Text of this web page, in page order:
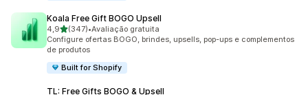
Koala Free Gift BOGO Upsell
4,9de 5 estrelas
(347)
347 avaliações ao todo
•Avaliação gratuita
Configure ofertas BOGO, brindes, upsells, pop-ups e complementos
de produtos
Built for Shopify
TL: Free Gifts BOGO & Upsell